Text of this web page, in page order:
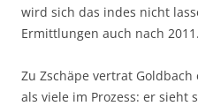
wird sich das indes nicht
Ermittlungen auch nach 2011.
Zu Zschäpe vertrat
als viele im Prozess: er sieht